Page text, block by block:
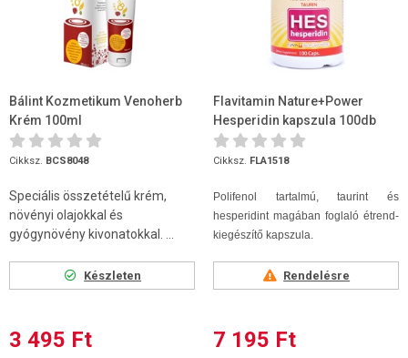
Bálint Kozmetikum Venoherb
Krém 100ml
Cikksz. BCS8048
Speciális összetételű krém,
növényi olajokkal és
gyógynövény kivonatokkal. ...
Készleten
3 495 Ft
Flavitamin Nature+Power
Hesperidin kapszula 100db
Cikksz. FLA1518
Polifenol tartalmú, taurint és
hesperidint magában foglaló étrend-
kiegészítő kapszula.
Rendelésre
7 195 Ft